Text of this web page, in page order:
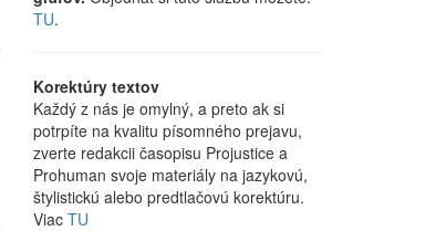
TU.
Korektúry textov
Každý z nás je omylný, a preto ak si
potrpíte na kvalitu písomného prejavu,
zverte redakcii časopisu Projustice a
Prohuman svoje materiály na jazykovú,
štylistickú alebo predtlačovú korektúru.
Viac TU